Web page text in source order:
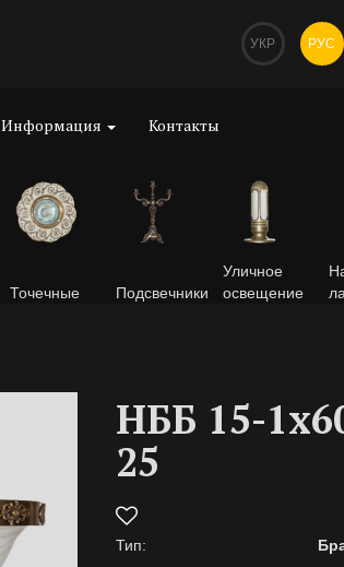
УКР РУС
Информация Контакты
Точечные Подсвечники
Уличное
освещение
НББ 15-
25
Тип: